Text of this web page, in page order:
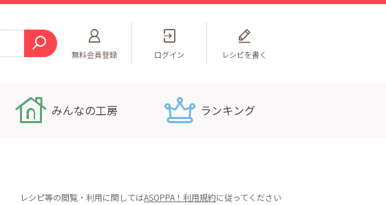
無料会員登録 ログイン レシピを書く
みんなの工房 ランキング
レシピ等の閲覧・利用に関してはASOPPA！利用規約に従ってください